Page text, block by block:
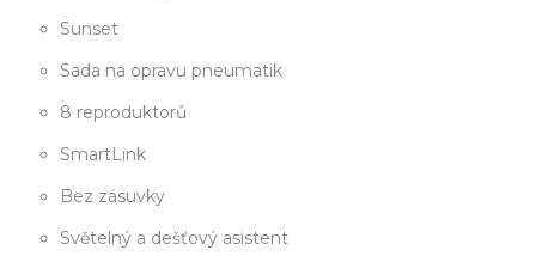
Sunset
Sada na opravu pneumatik
8 reproduktorů
SmartLink
Bez zásuvky
Světelný a dešťový asistent